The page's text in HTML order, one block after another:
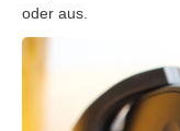
oder aus.